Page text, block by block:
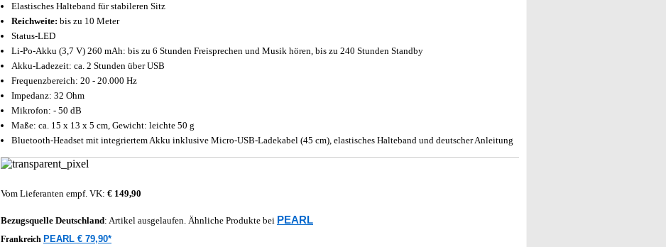
Elastisches Halteband für stabileren Sitz
Reichweite: bis zu 10 Meter
Status-LED
Li-Po-Akku (3,7 V) 260 mAh: bis zu 6 Stunden Freisprechen und Musik hören, bis zu 240 Stunden Standby
Akku-Ladezeit: ca. 2 Stunden über USB
Frequenzbereich: 20 - 20.000 Hz
Impedanz: 32 Ohm
Mikrofon: - 50 dB
Maße: ca. 15 x 13 x 5 cm, Gewicht: leichte 50 g
Bluetooth-Headset mit integriertem Akku inklusive Micro-USB-Ladekabel (45 cm), elastisches Halteband und deutscher Anleitung
Vom Lieferanten empf. VK: € 149,90
Bezugsquelle Deutschland: Artikel ausgelaufen. Ähnliche Produkte bei PEARL
Frankreich PEARL € 79,90*